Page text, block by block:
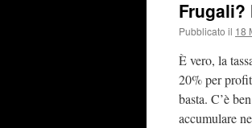
Pubblicato il 18
È vero, la
20% per
basta. C’è
accumulare